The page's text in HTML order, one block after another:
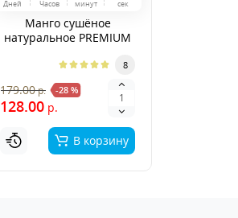
Дней Часов минут сек
Манго сушёное
натуральное PREMIUM
8
179.00р. -28 %
128.00 р.
В корзину